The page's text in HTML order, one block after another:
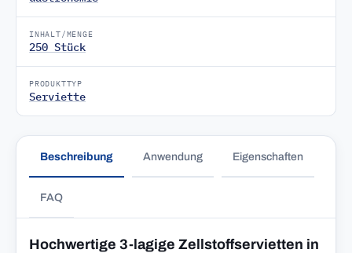
INHALT/MENGE
250 Stück
PRODUKTTYP
Serviette
Beschreibung Anwendung Eigenschaften
FAQ
Hochwertige 3-lagige Zellstoffservietten in